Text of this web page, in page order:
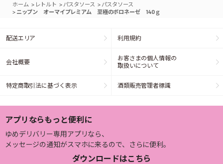
ホーム > レトルト > パスタソース > パスタソース
> ニップン オーマイプレミアム 至極のボロネーゼ 140ｇ
配送エリア 利用規約
会社概要
お客さまの個人情報の
取扱いについて
特定商取引法に基づく表示 酒類販売管理者標識
アプリならもっと便利に
ゆめデリバリー専用アプリなら、
メッセージの通知がスマホに来るので、さらに便利。
ダウンロードはこちら